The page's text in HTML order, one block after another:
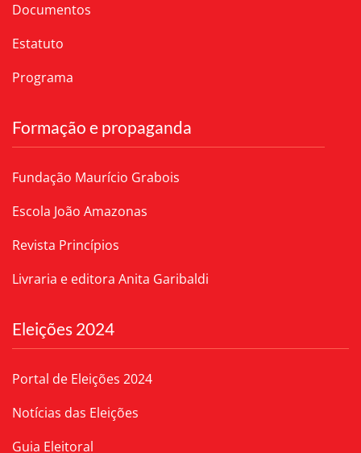
Documentos
Estatuto
Programa
Formação e propaganda
Fundação Maurício Grabois
Escola João Amazonas
Revista Princípios
Livraria e editora Anita Garibaldi
Eleições 2024
Portal de Eleições 2024
Notícias das Eleições
Guia Eleitoral